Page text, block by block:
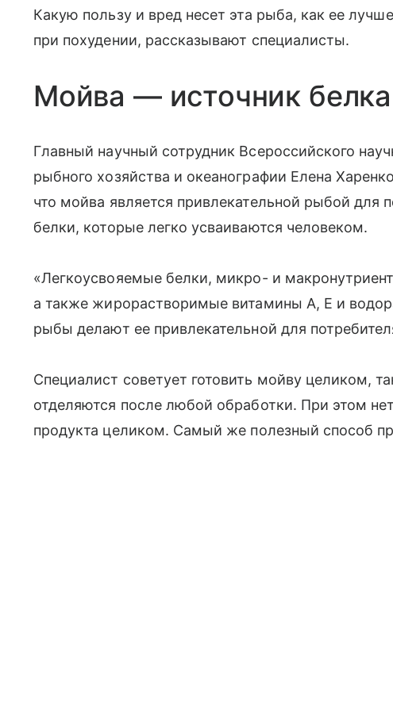
Какую пользу и вред несет эта рыба, как ее
при похудении, рассказывают специалисты.
Мойва — источник
Главный научный сотрудник Всероссийского
рыбного хозяйства и океанографии Елена Харенко
что мойва является привлекательной рыбой для
белки, которые легко усваиваются человеком.
«Легкоусвояемые белки, микро- и
а также жирорастворимые витамины А, Е и
рыбы делают ее привлекательной для
Специалист советует готовить мойву целиком,
отделяются после любой обработки. При этом
продукта целиком. Самый же полезный способ